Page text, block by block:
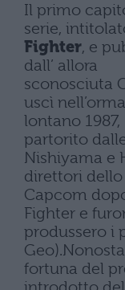
Il primo
serie,
Fighter, e
dall’ allora
sconosciuta
uscì
lontano 1987,
partorito
Nishiyama e
direttori
Capcom
Fighter e
produssero i
fortuna del